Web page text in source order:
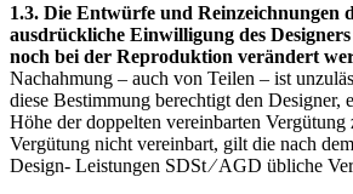
1.3. Die Entwürfe und Reinzeichnungen
ausdrückliche Einwilligung des
noch bei der Reproduktion verändert
Nachahmung – auch von Teilen – ist
diese Bestimmung berechtigt den Designer,
Höhe der doppelten vereinbarten Vergütung
Vergütung nicht vereinbart, gilt die nach
Design- Leistungen SDSt ⁄ AGD übliche